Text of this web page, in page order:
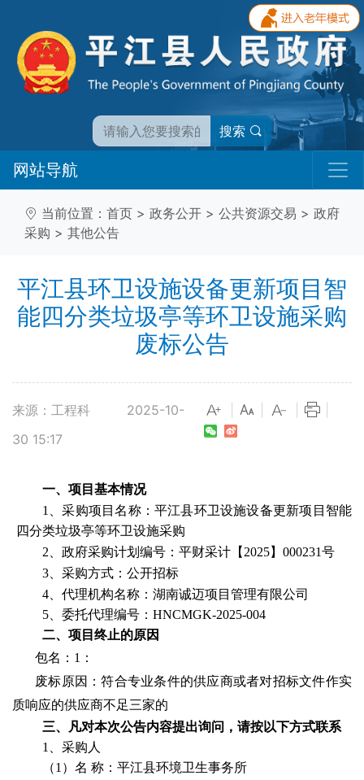
搜索
网站导航
当前位置： 首页 > 政务公开 > 公共资源交易 > 政府
采购 > 其他公告
平江县环卫设施设备更新项目智
能四分类垃圾亭等环卫设施采购
废标公告
来源：工程科
2025-10-
30 15:17
一、项目基本情况
1、采购项目名称：平江县环卫设施设备更新项目智能
四分类垃圾亭等环卫设施采购
2、政府采购计划编号：平财采计【2025】000231号
3、采购方式：公开招标
4、代理机构名称：湖南诚迈项目管理有限公司
5 、委托代理编号：HNCMGK-2025-004
二、项目终止的原因
包名： 1：
废标原因：符合专业条件的供应商或者对招标文件作实
质响应的供应商不足三家的
三、凡对本次公告内容提出询问，请按以下方式联系
1、采购人
（1）名 称：平江县环境卫生事务所